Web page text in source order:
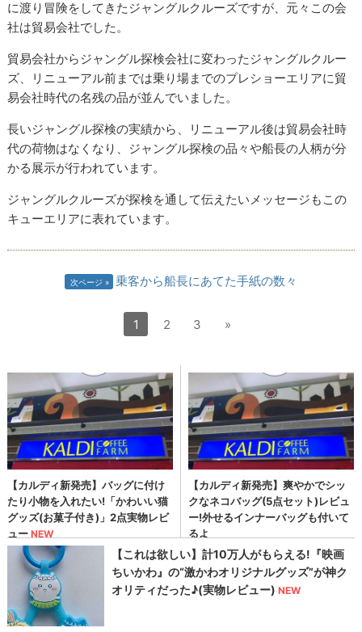
に渡り冒険をしてきたジャングルクルーズですが、元々この会
社は貿易会社でした。
貿易会社からジャングル探検会社に変わったジャングルクルー
ズ、リニューアル前までは乗り場までのプレショーエリアに貿
易会社時代の名残の品が並んでいました。
長いジャングル探検の実績から、リニューアル後は貿易会社時
代の荷物はなくなり、ジャングル探検の品々や船長の人柄が分
かる展示が行われています。
ジャングルクルーズが探検を通して伝えたいメッセージもこの
キューエリアに表れています。
次ページ 乗客から船長にあてた手紙の数々
1 2 3 »